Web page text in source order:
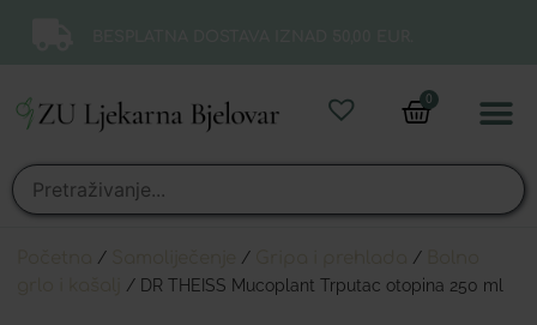
0
/ / /
/ DR THEISS Mucoplant Trputac otopina 250 ml